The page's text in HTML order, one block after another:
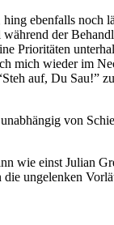
ebenfalls noch
der
Prioritäten
mich wieder im
auf, Du Sau!”
von
wie einst Julian
ungelenken